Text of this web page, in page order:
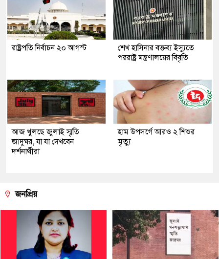
রাষ্ট্রপতি নির্বাচন ২০ আগস্ট
শেখ হাসিনার বক্তব্য ইস্যুতে
পররাষ্ট্র মন্ত্রণালয়ের বিবৃতি
আজ খুলছে জুলাই স্মৃতি
জাদুঘর, যা যা দেখবেন
দর্শনার্থীরা
হাম উপসর্গে আরও ২ শিশুর
মৃত্যু
জনপ্রিয়